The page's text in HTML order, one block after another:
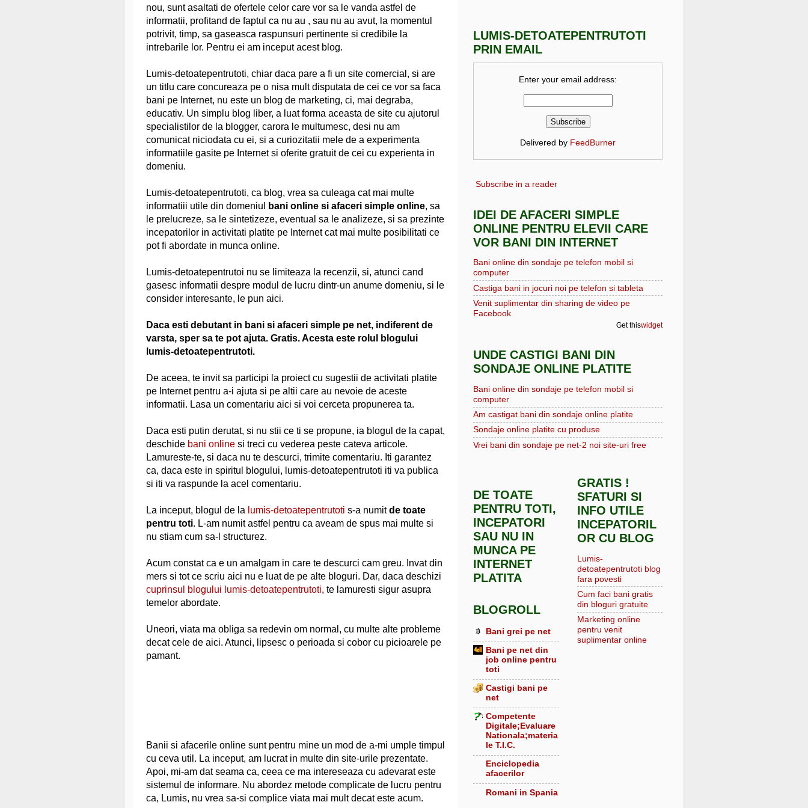
nou, sunt asaltati de ofertele celor care vor sa le vanda astfel de
informatii, profitand de faptul ca nu au , sau nu au avut, la momentul
potrivit, timp, sa gaseasca raspunsuri pertinente si credibile la
intrebarile lor. Pentru ei am inceput acest blog.
Lumis-detoatepentrutoti, chiar daca pare a fi un site comercial, si are
un titlu care concureaza pe o nisa mult disputata de cei ce vor sa faca
bani pe Internet, nu este un blog de marketing, ci, mai degraba,
educativ. Un simplu blog liber, a luat forma aceasta de site cu ajutorul
specialistilor de la blogger, carora le multumesc, desi nu am
comunicat niciodata cu ei, si a curiozitatii mele de a experimenta
informatiile gasite pe Internet si oferite gratuit de cei cu experienta in
domeniu.
Lumis-detoatepentrutoti, ca blog, vrea sa culeaga cat mai multe
informatiii utile din domeniul
bani online si afaceri simple online, sa
le prelucreze, sa le sintetizeze, eventual sa le analizeze, si sa prezinte
incepatorilor in activitati platite pe Internet cat mai multe posibilitati ce
pot fi abordate in munca online.
Lumis-detoatepentrutoi nu se limiteaza la recenzii, si, atunci cand
gasesc informatii despre modul de lucru dintr-un anume domeniu, si le
consider interesante, le pun aici.
Daca esti debutant in bani si afaceri simple pe net, indiferent de
varsta, sper sa te pot ajuta. Gratis. Acesta este rolul blogului
lumis-detoatepentrutoti.
De aceea, te invit sa participi la proiect cu sugestii de activitati platite
pe Internet pentru a-i ajuta si pe altii care au nevoie de aceste
informatii. Lasa un comentariu aici si voi cerceta propunerea ta.
Daca esti putin derutat, si nu stii ce ti se propune, ia blogul de la capat,
deschide bani online si treci cu vederea peste cateva articole.
Lamureste-te, si daca nu te descurci, trimite comentariu. Iti garantez
ca, daca este in spiritul blogului, lumis-detoatepentrutoti iti va publica
si iti va raspunde la acel comentariu.
La inceput, blogul de la lumis-detoatepentrutoti s-a numitde toate
pentru toti. L-am numit astfel pentru ca aveam de spus mai multe si
nu stiam cum sa-l structurez.
Acum constat ca e un amalgam in care te descurci cam greu. Invat din
mers si tot ce scriu aici nu e luat de pe alte bloguri. Dar, daca deschizi
cuprinsul blogului lumis-detoatepentrutoti, te lamuresti sigur asupra
temelor abordate.
Uneori, viata ma obliga sa redevin om normal, cu multe alte probleme
decat cele de aici. Atunci, lipsesc o perioada si cobor cu picioarele pe
pamant.
Banii si afacerile online sunt pentru mine un mod de a-mi umple timpul
cu ceva util. La inceput, am lucrat in multe din site-urile prezentate.
Apoi, mi-am dat seama ca, ceea ce ma intereseaza cu adevarat este
sistemul de informare. Nu abordez metode complicate de lucru pentru
ca, Lumis, nu vrea sa-si complice viata mai mult decat este acum.
LUMIS-DETOATEPENTRUTOTI
PRIN EMAIL
Enter your email address:
Delivered by FeedBurner
Subscribe in a reader
IDEI DE AFACERI SIMPLE
ONLINE PENTRU ELEVII CARE
VOR BANI DIN INTERNET
Bani online din sondaje pe telefon mobil si
computer
Castiga bani in jocuri noi pe telefon si tableta
Venit suplimentar din sharing de video pe
Facebook
Get thiswidget
UNDE CASTIGI BANI DIN
SONDAJE ONLINE PLATITE
Bani online din sondaje pe telefon mobil si
computer
Am castigat bani din sondaje online platite
Sondaje online platite cu produse
Vrei bani din sondaje pe net-2 noi site-uri free
DE TOATE
PENTRU TOTI,
INCEPATORI
SAU NU IN
MUNCA PE
INTERNET
PLATITA
BLOGROLL
Bani grei pe net
Bani pe net din
job online pentru
toti
Castigi bani pe
net
Competente
Digitale;Evaluare
Nationala;materia
le T.I.C.
Enciclopedia
afacerilor
Romani in Spania
GRATIS !
SFATURI SI
INFO UTILE
INCEPATORIL
OR CU BLOG
Lumis-
detoatepentrutoti blog
fara povesti
Cum faci bani gratis
din bloguri gratuite
Marketing online
pentru venit
suplimentar online